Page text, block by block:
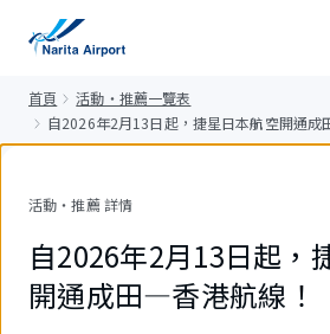
首頁
活動・推薦一覽表
自2026年2月13日起，捷星日本航空開通成
活動・推薦 詳情
自2026年2月13日起，
開通成田—香港航線！